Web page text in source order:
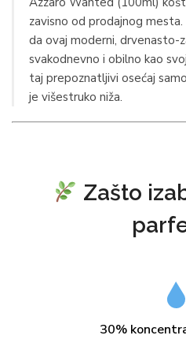
zavisno od prodajnog
da ovaj moderni, drvenasto-
svakodnevno i obilno kao
taj prepoznatljivi osećaj
je višestruko niža.
Zašto
30%